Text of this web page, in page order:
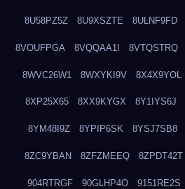
8U58PZ5Z 8U9XSZTE 8ULNF9FD
8VOUFPGA 8VQQAA1I 8VTQSTRQ
8WVC26W1 8WXYKI9V 8X4X9YOL
8XP25X65 8XX9KYGX 8Y1IYS6J
8YM48I9Z 8YPIP6SK 8YSJ7SB8
8ZC9YBAN 8ZFZMEEQ 8ZPDT42T
904RTRGF 90GLHP4O 9151RE2S